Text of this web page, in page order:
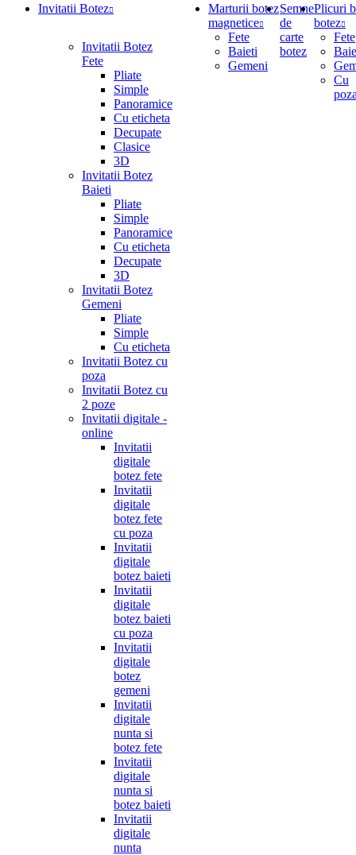
Invitatii Botez
Invitatii Botez
Fete
Pliate
Simple
Panoramice
Cu eticheta
Decupate
Clasice
3D
Invitatii Botez
Baieti
Pliate
Simple
Panoramice
Cu eticheta
Decupate
3D
Invitatii Botez
Gemeni
Pliate
Simple
Cu eticheta
Invitatii Botez cu
poza
Invitatii Botez cu
2 poze
Invitatii digitale -
online
Invitatii
digitale
botez fete
Invitatii
digitale
botez fete
cu poza
Invitatii
digitale
botez baieti
Invitatii
digitale
botez baieti
cu poza
Invitatii
digitale
botez
gemeni
Invitatii
digitale
nunta si
botez fete
Invitatii
digitale
nunta si
botez baieti
Invitatii
digitale
nunta
Marturii botez
magnetice
Fete
Baieti
Gemeni
Semne
de
carte
botez
Plicuri
botez
Fete
Cu